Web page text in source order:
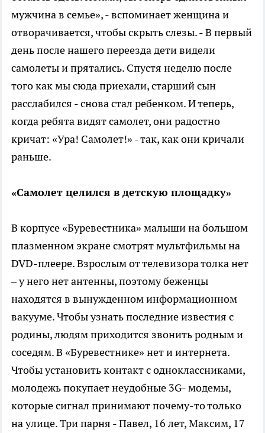
мужчина в семье», - вспоминает женщина и
отворачивается, чтобы скрыть слезы. - В первый
день после нашего переезда дети видели
самолеты и прятались. Спустя неделю после
того как мы сюда приехали, старший сын
расслабился - снова стал ребенком. И теперь,
когда ребята видят самолет, они радостно
кричат: «Ура! Самолет!» - так, как они кричали
раньше.
«Самолет целился в детскую площадку»
В корпусе «Буревестника» малыши на большом
плазменном экране смотрят мультфильмы на
DVD-плеере. Взрослым от телевизора толка нет
– у него нет антенны, поэтому беженцы
находятся в вынужденном информационном
вакууме. Чтобы узнать последние известия с
родины, людям приходится звонить родным и
соседям. В «Буревестнике» нет и интернета.
Чтобы установить контакт с одноклассниками,
молодежь покупает неудобные 3G- модемы,
которые сигнал принимают почему-то только
на улице. Три парня - Павел, 16 лет, Максим, 17